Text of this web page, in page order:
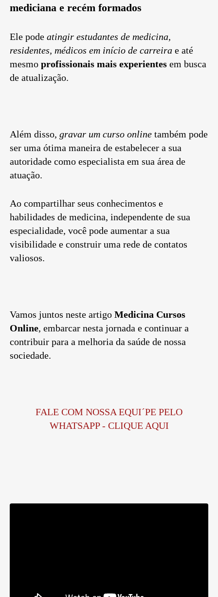
mediciana e recém formados
Ele pode atingir estudantes de medicina,
residentes, médicos em início de carreira e até
mesmo profissionais mais experientes em busca
de atualização.
Além disso, gravar um curso online também pode
ser uma ótima maneira de estabelecer a sua
autoridade como especialista em sua área de
atuação.
Ao compartilhar seus conhecimentos e
habilidades de medicina, independente de sua
especialidade, você pode aumentar a sua
visibilidade e construir uma rede de contatos
valiosos.
Vamos juntos neste artigo Medicina Cursos
Online, embarcar nesta jornada e continuar a
contribuir para a melhoria da saúde de nossa
sociedade.
FALE COM NOSSA EQUI´PE PELO
WHATSAPP - CLIQUE AQUI